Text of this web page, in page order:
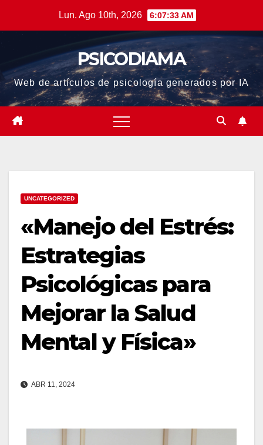
Lun. Ago 10th, 2026 6:07:34 AM
PSICODIAMA
Web de artículos de psicología generados por IA
UNCATEGORIZED
«Manejo del Estrés:
Estrategias
Psicológicas para
Mejorar la Salud
Mental y Física»
ABR 11, 2024